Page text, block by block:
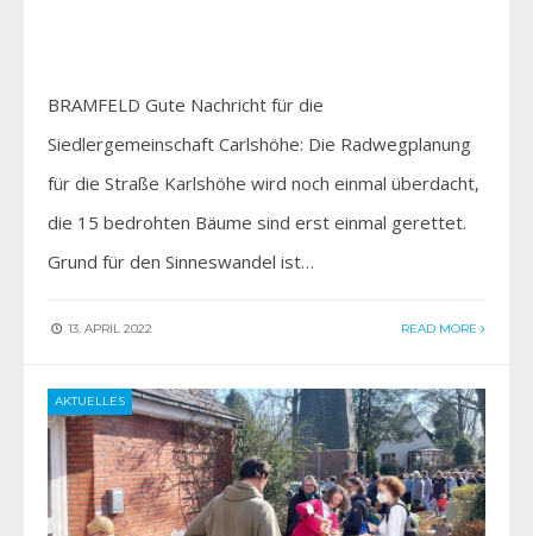
BRAMFELD Gute Nachricht für die
Siedlergemeinschaft Carlshöhe: Die Radwegplanung
für die Straße Karlshöhe wird noch einmal überdacht,
die 15 bedrohten Bäume sind erst einmal gerettet.
Grund für den Sinneswandel ist…
13. APRIL 2022 READ MORE
AKTUELLES